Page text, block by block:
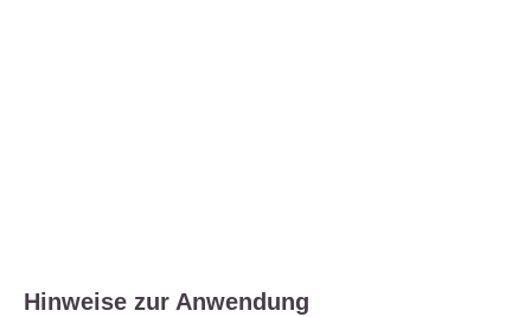
Hinweise zur Anwendung